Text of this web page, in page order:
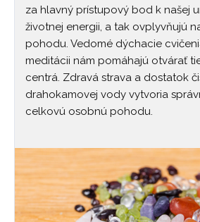
za hlavný prístupový bod k našej
životnej energii, a tak ovplyvňujú
pohodu. Vedomé dýchacie
meditácii nám pomáhajú otvárať
centrá. Zdravá strava a dostatok
drahokamovej vody vytvoria
celkovú osobnú pohodu.